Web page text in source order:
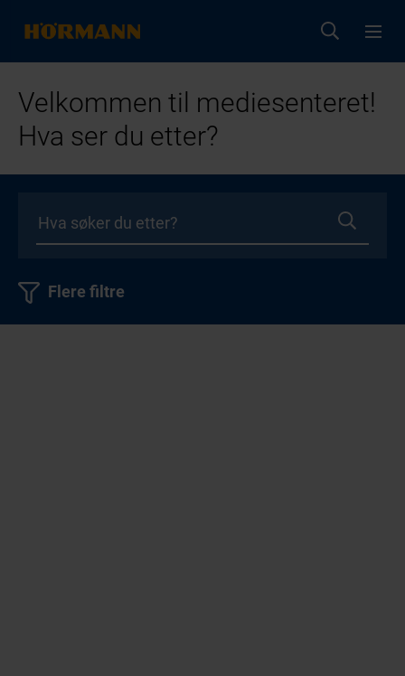
Velkommen til mediesenteret!
Hva ser du etter?
Flere filtre